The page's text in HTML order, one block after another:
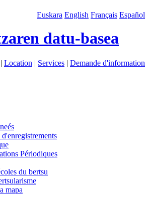
Euskara English Français Español
datu-basea
| Location | Services | Demande d'information
Périodiques
du bertsu
mapa